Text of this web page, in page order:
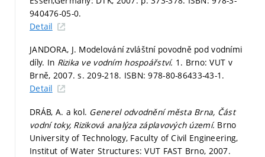
940476-05-0.
Detail
JANDORA, J. Modelování zvláštní povodně pod vodními
díly. In Rizika ve vodním hospoářství. 1. Brno: VUT v
Brně, 2007.s. 209-218. ISBN: 978-80-86433-43-1.
Detail
DRÁB, A. a kol. Generel odvodnění města Brna, Část
vodní toky, Riziková analýza záplavových území. Brno
University of Technology, Faculty of Civil Engineering,
Institut of Water Structures: VUT FAST Brno, 2007.